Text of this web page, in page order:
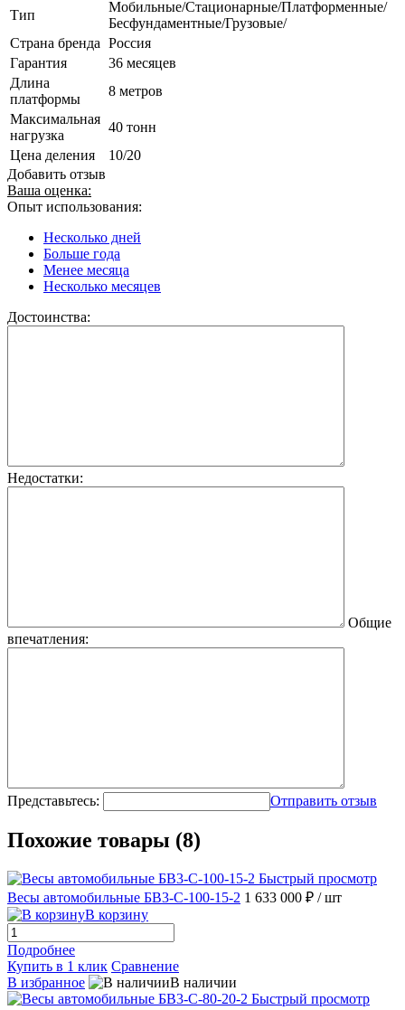
Тип
Мобильные/Стационарные/Платформенные/
Бесфундаментные/Грузовые/
Страна бренда Россия
Гарантия
36 месяцев
Длина
платформы
8 метров
Максимальная
нагрузка
40 тонн
Цена деления
10/20
Добавить отзыв
Ваша оценка:
Опыт использования:
Несколько дней
Больше года
Менее месяца
Несколько месяцев
Достоинства:
Недостатки:
Общие
впечатления:
Представьтесь: Отправить отзыв
Похожие товары (8)
Быстрый просмотр
Весы автомобильные БВ3-С-100-15-2 1 633 000 ₽ / шт
В корзину
Подробнее
Купить в 1 клик Сравнение
В избранное
В наличии
Быстрый просмотр